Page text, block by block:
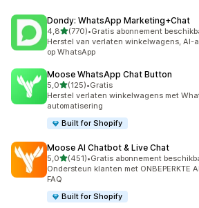
Dondy: WhatsApp Marketing+Chat
4,8van 5 sterren
(770)
770 recensies in totaal
•Gratis abonnement
Herstel van verlaten winkelwagens, AI-
op WhatsApp
Moose WhatsApp Chat Button
5,0van 5 sterren
(125)
125 recensies in totaal
•Gratis
Herstel verlaten winkelwagens met
automatisering
Built for Shopify
Moose AI Chatbot & Live Chat
5,0van 5 sterren
(451)
451 recensies in totaal
•Gratis abonnement
Ondersteun klanten met ONBEPERKTE
FAQ
Built for Shopify